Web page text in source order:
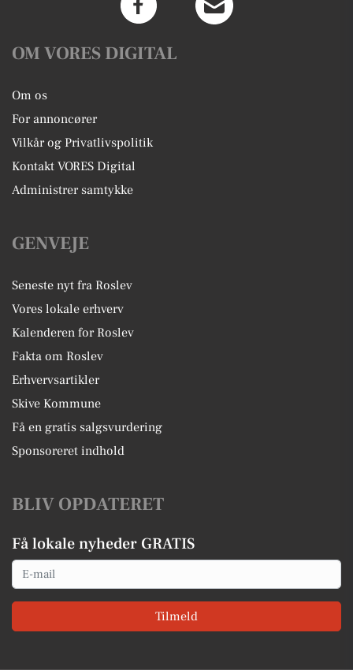
OM VORES DIGITAL
Om os
For annoncører
Vilkår og Privatlivspolitik
Kontakt VORES Digital
Administrer samtykke
GENVEJE
Seneste nyt fra Roslev
Vores lokale erhverv
Kalenderen for Roslev
Fakta om Roslev
Erhvervsartikler
Skive Kommune
Få en gratis salgsvurdering
Sponsoreret indhold
BLIV OPDATERET
Få lokale nyheder GRATIS
Email
Tilmeld